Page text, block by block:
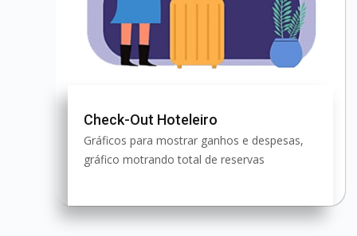
Check-Out Hoteleiro
Gráficos para mostrar ganhos e despesas,
gráfico motrando total de reservas